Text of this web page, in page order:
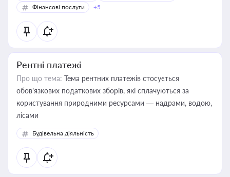
Фінансові послуги
+5
Рентні платежі
Про що тема: Тема рентних платежів стосується
обов’язкових податкових зборів, які сплачуються за
користування природними ресурсами — надрами, водою,
лісами
Будівельна діяльність